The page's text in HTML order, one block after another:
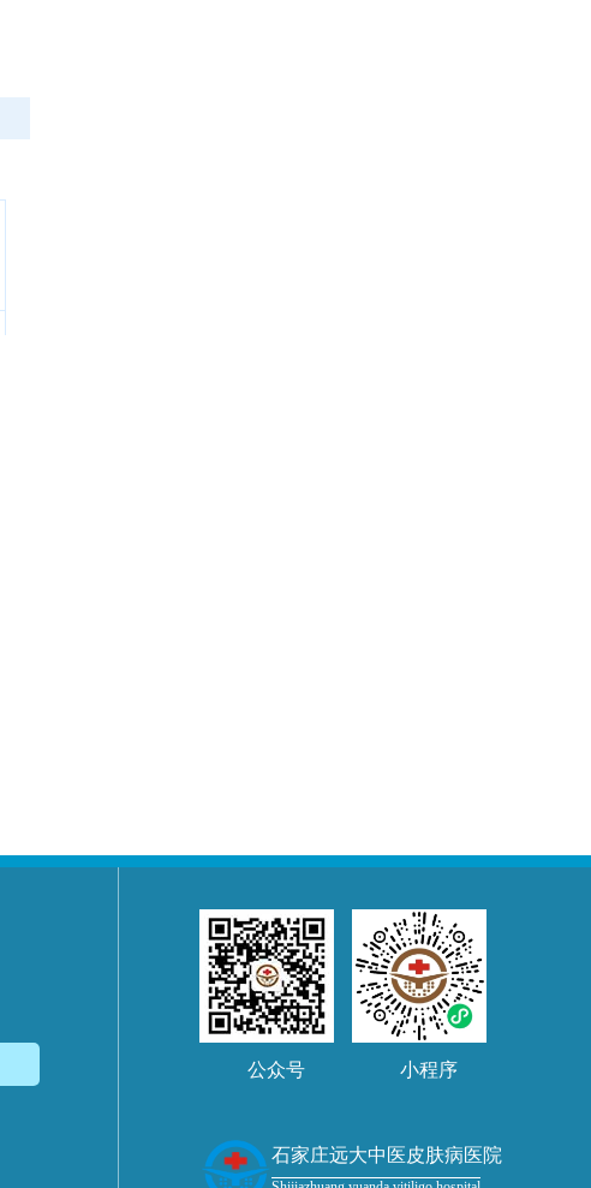
公众号 小程序
石家庄远大中医皮肤病医院